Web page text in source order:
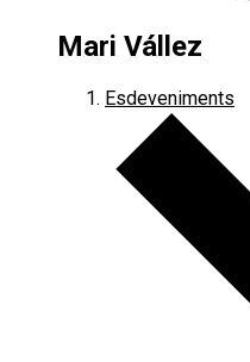
Mari Vállez
Esdeveniments